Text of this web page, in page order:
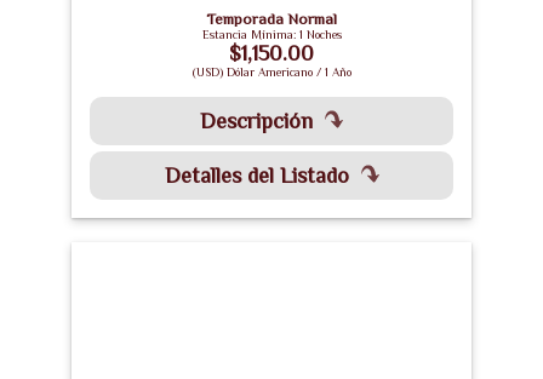
Temporada Normal
Estancia Mínima: 1 Noches
$1,150.00
(USD) Dólar Americano / 1 Año
Descripción
Detalles del Listado